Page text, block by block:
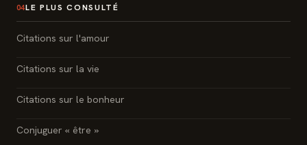
04LE PLUS CONSULTÉ
Citations sur l'amour
Citations sur la vie
Citations sur le bonheur
Conjuguer « être »